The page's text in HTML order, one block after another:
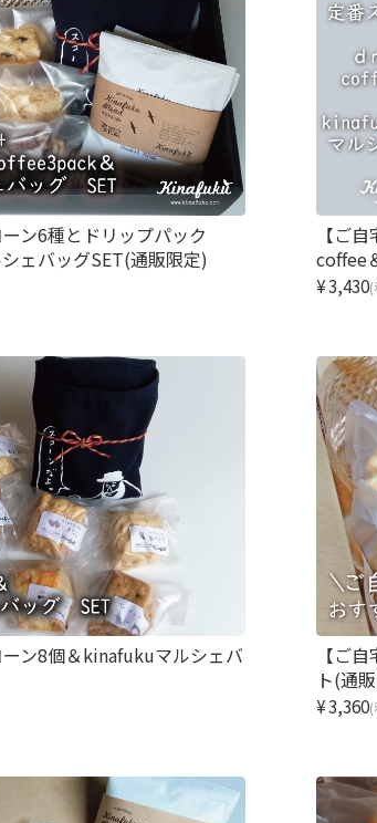
ン6種とドリップパック
ェバッグSET(通販限定)
【ご
coffee
¥3,430(
ーン8個＆kinafukuマルシェバ
【ご
ト(通
¥3,360(